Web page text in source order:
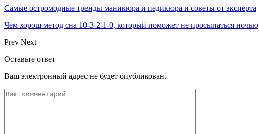
Самые остромодные тренды маникюра и педикюра и советы от эксперта
Чем хорош метод сна 10-3-2-1-0, который поможет не просыпаться ночью
Prev Next
Оставьте ответ
Ваш электронный адрес не будет опубликован.